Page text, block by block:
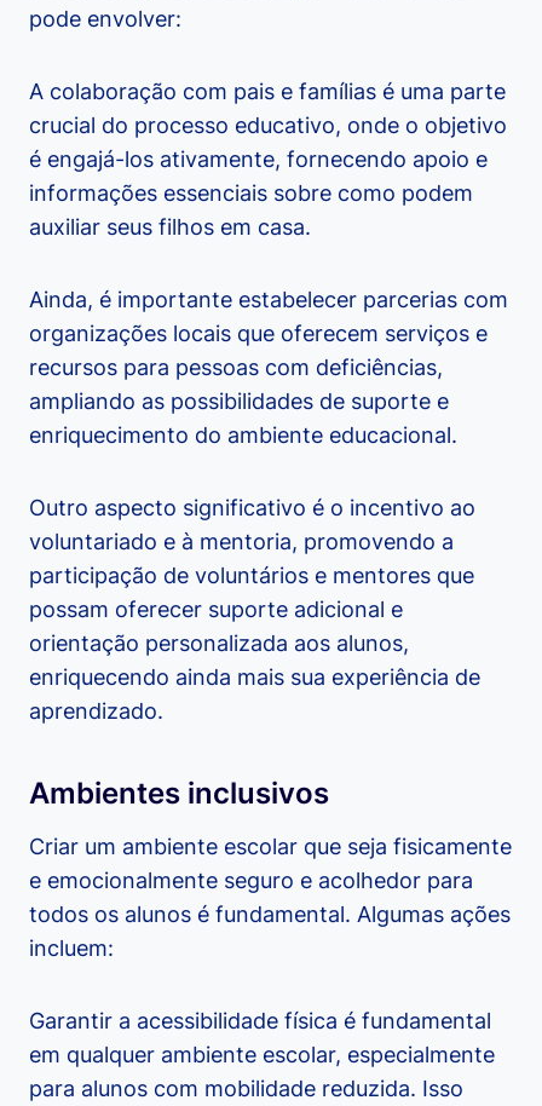
pode envolver:
A colaboração com pais e famílias é uma parte
crucial do processo educativo, onde o objetivo
é engajá-los ativamente, fornecendo apoio e
informações essenciais sobre como podem
auxiliar seus filhos em casa.
Ainda, é importante estabelecer parcerias com
organizações locais que oferecem serviços e
recursos para pessoas com deficiências,
ampliando as possibilidades de suporte e
enriquecimento do ambiente educacional.
Outro aspecto significativo é o incentivo ao
voluntariado e à mentoria, promovendo a
participação de voluntários e mentores que
possam oferecer suporte adicional e
orientação personalizada aos alunos,
enriquecendo ainda mais sua experiência de
aprendizado.
Ambientes inclusivos
Criar um ambiente escolar que seja fisicamente
e emocionalmente seguro e acolhedor para
todos os alunos é fundamental. Algumas ações
incluem:
Garantir a acessibilidade física é fundamental
em qualquer ambiente escolar, especialmente
para alunos com mobilidade reduzida. Isso